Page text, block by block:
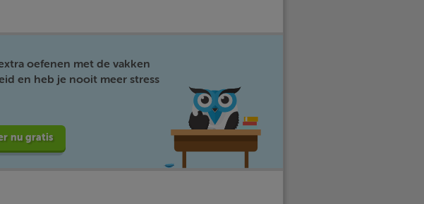
oefenen met de vakken
en heb je nooit meer stress
nu gratis